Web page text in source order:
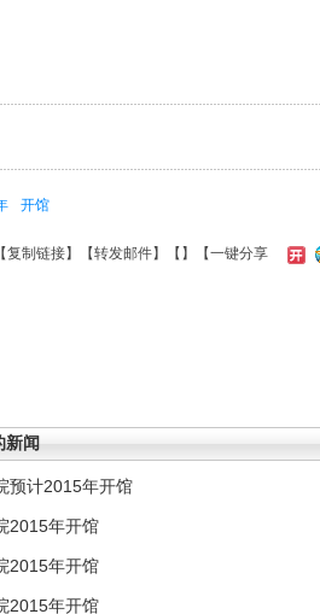
开馆
复制链接】【转发邮件】【 】 【一键分享
新闻
预计2015年开馆
2015年开馆
2015年开馆
2015年开馆